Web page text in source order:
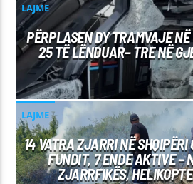
LAJME
PËRPLASEN DY TRAMVAJE
25 TË LËNDUAR– TRE NË
LAJME
14 VATRA ZJARRI NË SHQIPËRI
FUNDIT, 7 ENDE AKTIVE –
ZJARRFIKËS,